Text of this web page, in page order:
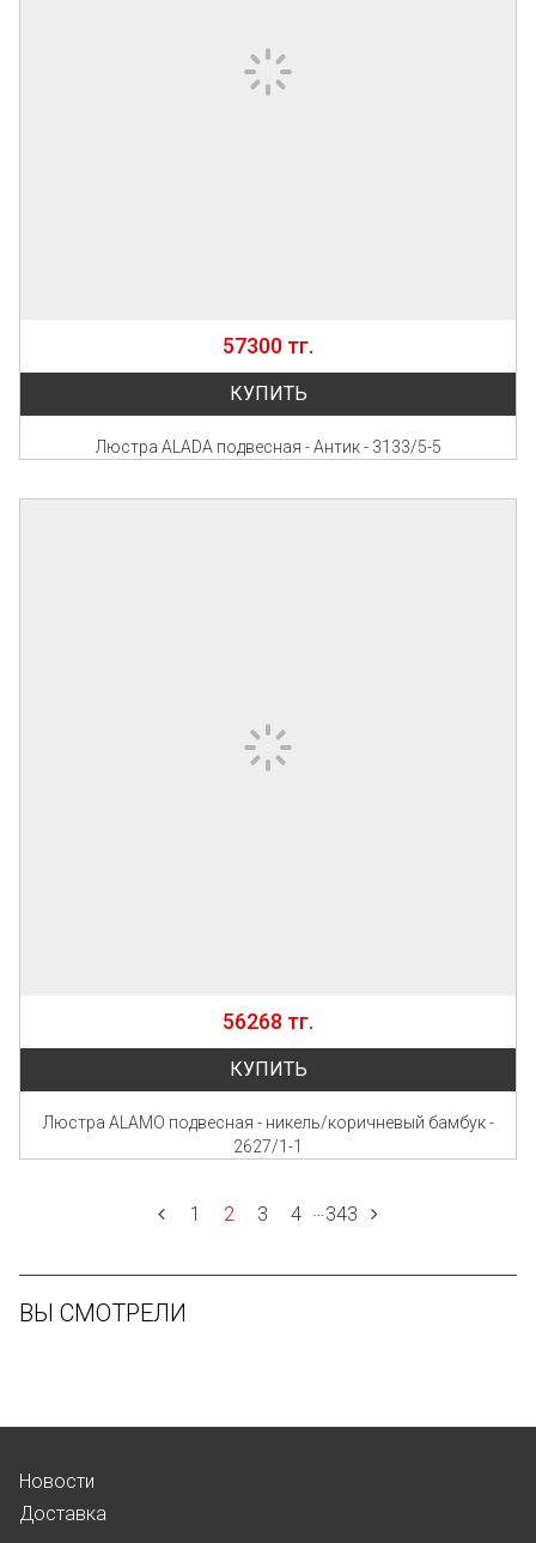
57300 тг.
КУПИТЬ
Люстра ALADA подвесная - Антик - 3133/5-5
56268 тг.
КУПИТЬ
Люстра ALAMO подвесная - никель/коричневый бамбук -
2627/1-1
1 2 3 4 343
ВЫ СМОТРЕЛИ
Новости
Доставка